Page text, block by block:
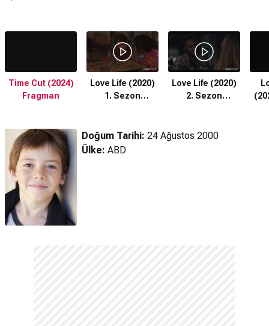
Time Cut (2024)
Fragman
Love Life (2020)
1. Sezon
Love Life (2020)
2. Sezon
Doğum Tarihi: 24 Ağustos 2000
Ülke: ABD